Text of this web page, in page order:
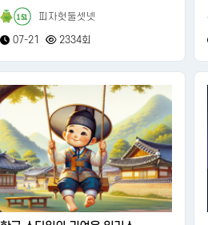
151 피자헛둘셋넷
07-21 2334회